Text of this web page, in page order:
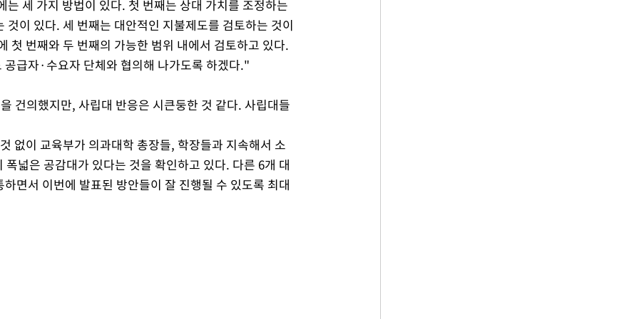
세 가지 방법이 있다. 첫 번째는 상대 가치를 조정하는
이 있다. 세 번째는 대안적인 지불제도를 검토하는 것이
첫 번째와 두 번째의 가능한 범위 내에서 검토하고 있다.
급자·수요자 단체와 협의해 나가도록 하겠다."
건의했지만, 사립대 반응은 시큰둥한 것 같다. 사립대들
없이 교육부가 의과대학 총장들, 학장들과 지속해서 소
넓은 공감대가 있다는 것을 확인하고 있다. 다른 6개 대
면서 이번에 발표된 방안들이 잘 진행될 수 있도록 최대